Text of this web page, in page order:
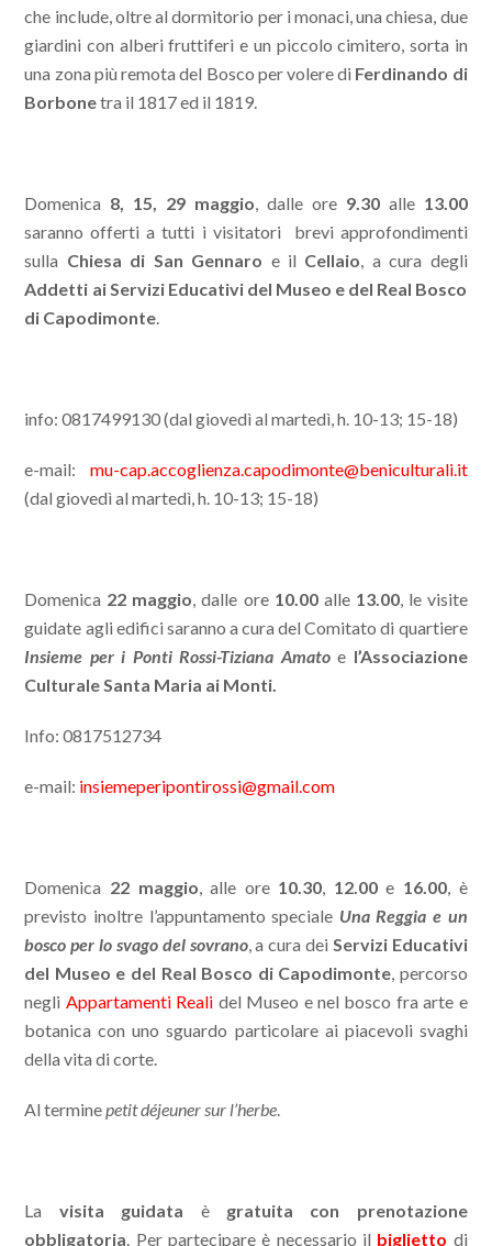
che include, oltre al dormitorio per i monaci, una chiesa, due
giardini con alberi fruttiferi e un piccolo cimitero, sorta in
una zona più remota del Bosco per volere di Ferdinando di
Borbonetra il 1817 ed il 1819.
Domenica 8, 15, 29 maggio, dalle ore 9.30alle 13.00
saranno offerti a tutti i visitatori brevi approfondimenti
sulla Chiesa di San Gennaro e il Cellaio, a cura degli
Addetti ai Servizi Educativi del Museo e del Real Bosco
di Capodimonte.
info: 0817499130 (dal giovedì al martedì, h. 10-13; 15-18)
e-mail: mu-cap.accoglienza.capodimonte@beniculturali.it
(dal giovedì al martedì, h. 10-13; 15-18)
Domenica 22 maggio, dalle ore 10.00alle 13.00, le visite
guidate agli edifici saranno a cura del Comitato di quartiere
Insieme per i Ponti Rossi-Tiziana Amatoe l’Associazione
Culturale Santa Maria ai Monti.
Info: 0817512734
e-mail: insiemeperipontirossi@gmail.com
Domenica 22 maggio, alle ore 10.30, 12.00e 16.00, è
previsto inoltre l’appuntamento speciale Una Reggia e un
bosco per lo svago del sovrano, a cura dei Servizi Educativi
del Museo e del Real Bosco di Capodimonte, percorso
negli Appartamenti Reali del Museo e nel bosco fra arte e
botanica con uno sguardo particolare ai piacevoli svaghi
della vita di corte.
Al terminepetit déjeuner sur l’herbe.
La visita guidata è gratuita con prenotazione
obbligatoria. Per partecipare è necessario il biglietto di